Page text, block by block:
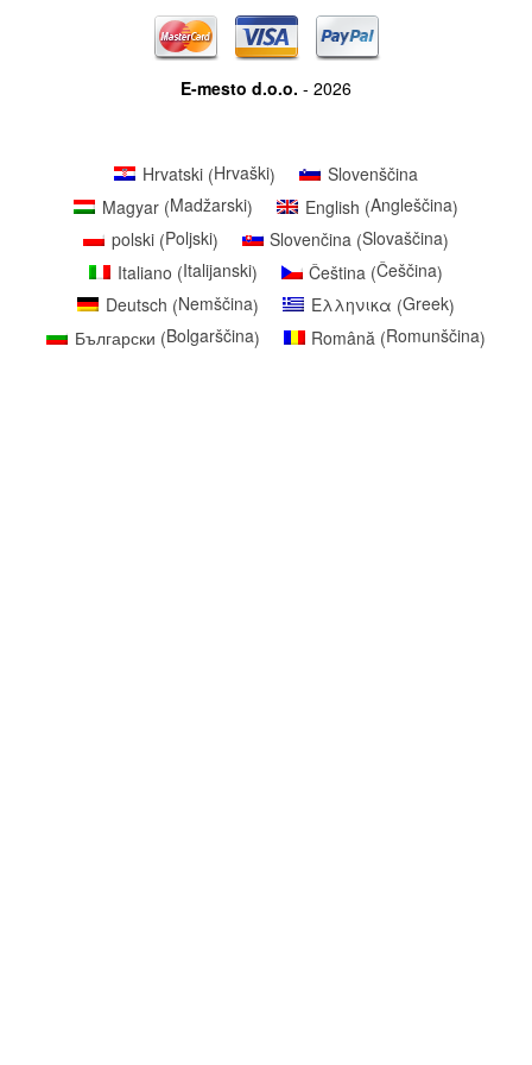
E-mesto d.o.o. - 2026
Hrvatski (Hrvaški)
Slovenščina
Magyar (Madžarski) English (Angleščina)
polski(Poljski) Slovenčina (Slovaščina)
Italiano (Italijanski) Čeština (Češčina)
Deutsch (Nemščina) Ελληνικα (Greek)
Български (Bolgarščina) Română (Romunščina)